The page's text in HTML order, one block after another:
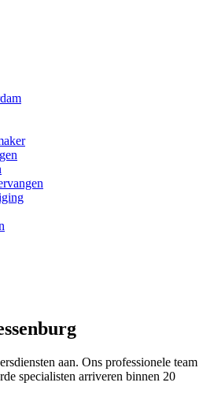
aan. Ons professionele team
specialisten arriveren binnen 20